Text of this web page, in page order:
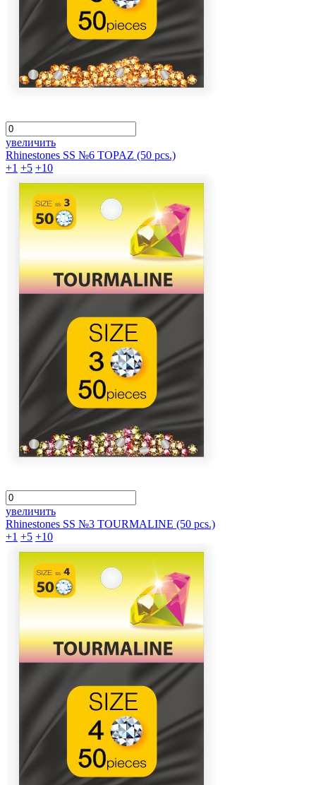
увеличить
Rhinestones SS №6 TOPAZ (50 pcs.)
+1 +5 +10
увеличить
Rhinestones SS №3 TOURMALINE (50 pcs.)
+1 +5 +10